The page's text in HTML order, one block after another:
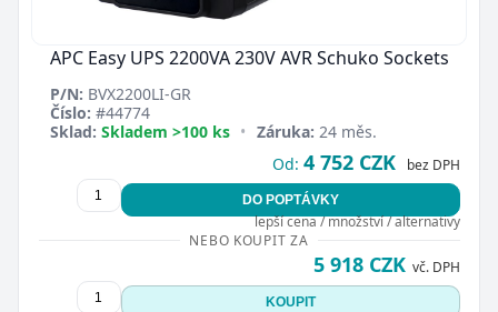
APC Easy UPS 2200VA 230V AVR Schuko Sockets
P/N: BVX2200LI-GR
Číslo: #44774
Sklad: Skladem >100 ks • Záruka: 24 měs.
Od: 4 752 CZK bez DPH
DO POPTÁVKY
lepší cena / množství / alternativy
NEBO KOUPIT ZA
5 918 CZK vč. DPH
KOUPIT